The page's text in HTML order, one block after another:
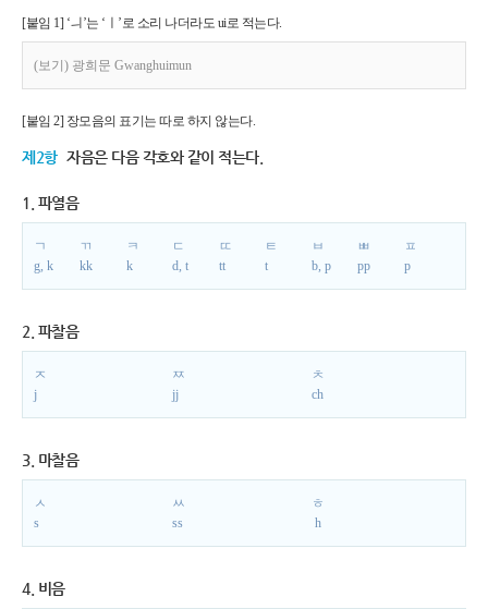
[붙임 1] ‘ㅢ’는 ‘ㅣ’로 소리 나더라도 ui로 적는다.
(보기) 광희문 Gwanghuimun
[붙임 2] 장모음의 표기는 따로 하지 않는다.
제2항 자음은 다음 각호와 같이 적는다.
1. 파열음
ㄱ
g, k
ㄲ
kk
ㅋ
k
ㄷ
d, t
ㄸ
tt
ㅌ
t
ㅂ
b, p
ㅃ
pp
ㅍ
p
2. 파찰음
ㅈ
j
ㅉ
jj
ㅊ
ch
3. 마찰음
ㅅ
s
ㅆ
ss
ㅎ
h
4. 비음